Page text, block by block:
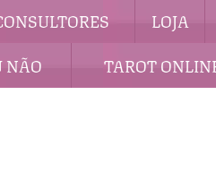
LOJA
NÃO TAROT